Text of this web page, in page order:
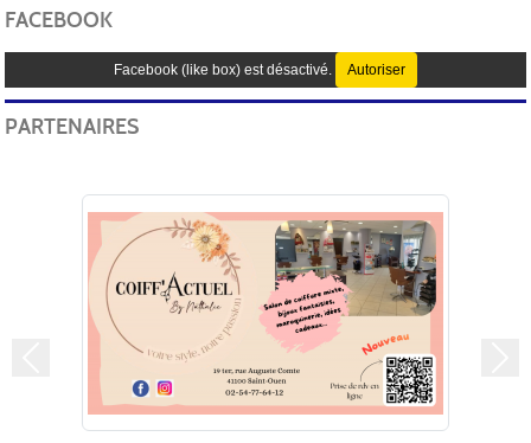
FACEBOOK
Facebook (like box) est désactivé. Autoriser
PARTENAIRES
Précedent